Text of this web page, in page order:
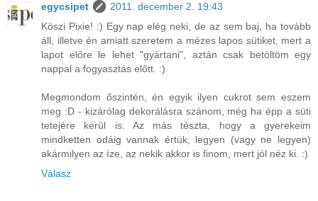
egycsipet
2011. december 2. 19:43
Köszi Pixie! :) Egy nap elég neki, de az sem baj, ha tovább
áll, illetve én amiatt szeretem a mézes lapos sütiket, mert a
lapot előre le lehet "gyártani", aztán csak betöltöm egy
nappal a fogyasztás előtt. :)
Megmondom őszintén, én egyik ilyen cukrot sem eszem
meg :D - kizárólag dekorálásra szánom, még ha épp a süti
tetejére kerül is. Az más tészta, hogy a gyerekeim
mindketten odáig vannak értük, legyen (vagy ne legyen)
akármilyen az íze, az nekik akkor is finom, mert jól néz ki. :)
Válasz